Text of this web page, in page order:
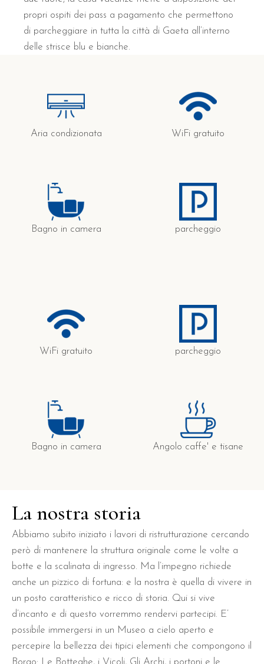
propri ospiti dei pass a pagamento che permettono
di parcheggiare in tutta la città di Gaeta all’interno
delle strisce blu e bianche.
Aria condizionata WiFi gratuito
Bagno in camera parcheggio
WiFi gratuito parcheggio
Bagno in camera Angolo caffe' e tisane
La nostra storia
Abbiamo subito iniziato i lavori di ristrutturazione cercando
però di mantenere la struttura originale come le volte a
botte e la scalinata di ingresso. Ma l’impegno richiede
anche un pizzico di fortuna: e la nostra è quella di vivere in
un posto caratteristico e ricco di storia. Qui si vive
d’incanto e di questo vorremmo rendervi partecipi. E’
possibile immergersi in un Museo a cielo aperto e
percepire la bellezza dei tipici elementi che compongono il